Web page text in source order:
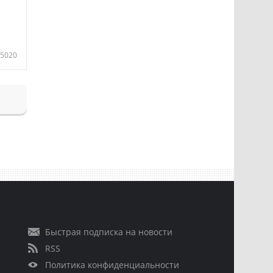
5020
Быстрая подписка на новости
RSS
Политика конфиденциальности